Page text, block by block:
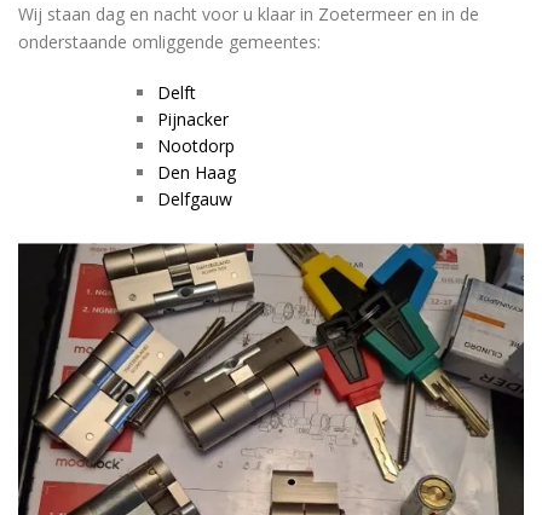
Wij staan dag en nacht voor u klaar in Zoetermeer en in de
onderstaande omliggende gemeentes:
Delft
Pijnacker
Nootdorp
Den Haag
Delfgauw